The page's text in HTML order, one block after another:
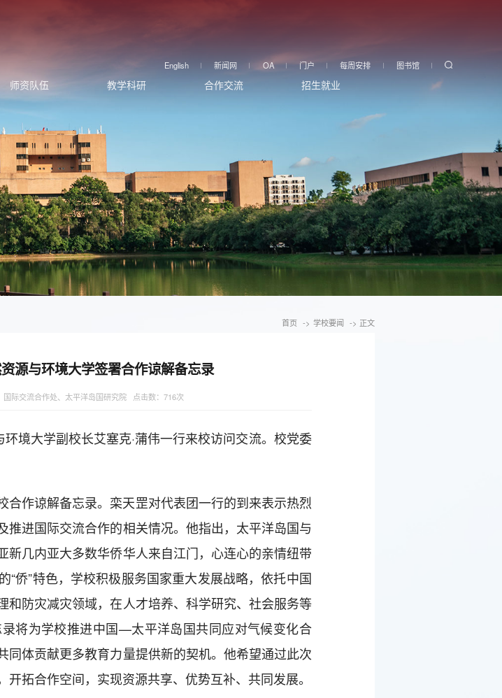
图书馆
每周安排
门户
OA
新闻网
English
师资队伍 教学科研 合作交流
招生就业
首页 -> 学校要闻 -> 正文
源与环境大学签署合作谅解备忘录
国际交流合作处、太平洋岛国研究院 点击数： 716次
境大学副校长艾塞克·蒲伟一行来校访问交流。校党委
合作谅解备忘录。栾天罡对代表团一行的到来表示热烈
进国际交流合作的相关情况。他指出，太平洋岛国与
几内亚大多数华侨华人来自江门，心连心的亲情纽带
侨”特色，学校积极服务国家重大发展战略，依托中国
防灾减灾领域，在人才培养、科学研究、社会服务等
将为学校推进中国—太平洋岛国共同应对气候变化合
体贡献更多教育力量提供新的契机。他希望通过此次
拓合作空间，实现资源共享、优势互补、共同发展。